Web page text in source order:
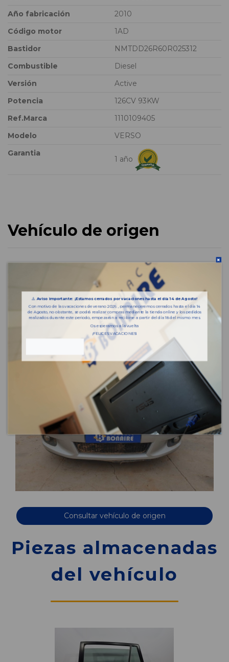
Año fabricación
2010
Código motor
1AD
Bastidor
NMTDD26R60R025312
Combustible
Diesel
Versión
Active
Potencia
126CV 93KW
Ref.Marca
1110109405
Modelo
VERSO
Garantia
1 año
Vehículo de origen
Consultar vehículo de origen
Piezas almacenadas
del vehículo
⚠️ Aviso importante: ¡Estamos cerrados por vacaciones hasta el día 14 de Agosto!
Con motivo de las vacaciones de verano 2026 , permaneceremos cerrados hasta el día 14
de Agosto, no obstante, se podrá realizar compras mediante la tienda online y los pedidos
realizados durante este periodo, empezarán a recibirse a partir del día 18 del mismo mes.
Os esperamos a la vuelta
¡FELICES VACACIONES!